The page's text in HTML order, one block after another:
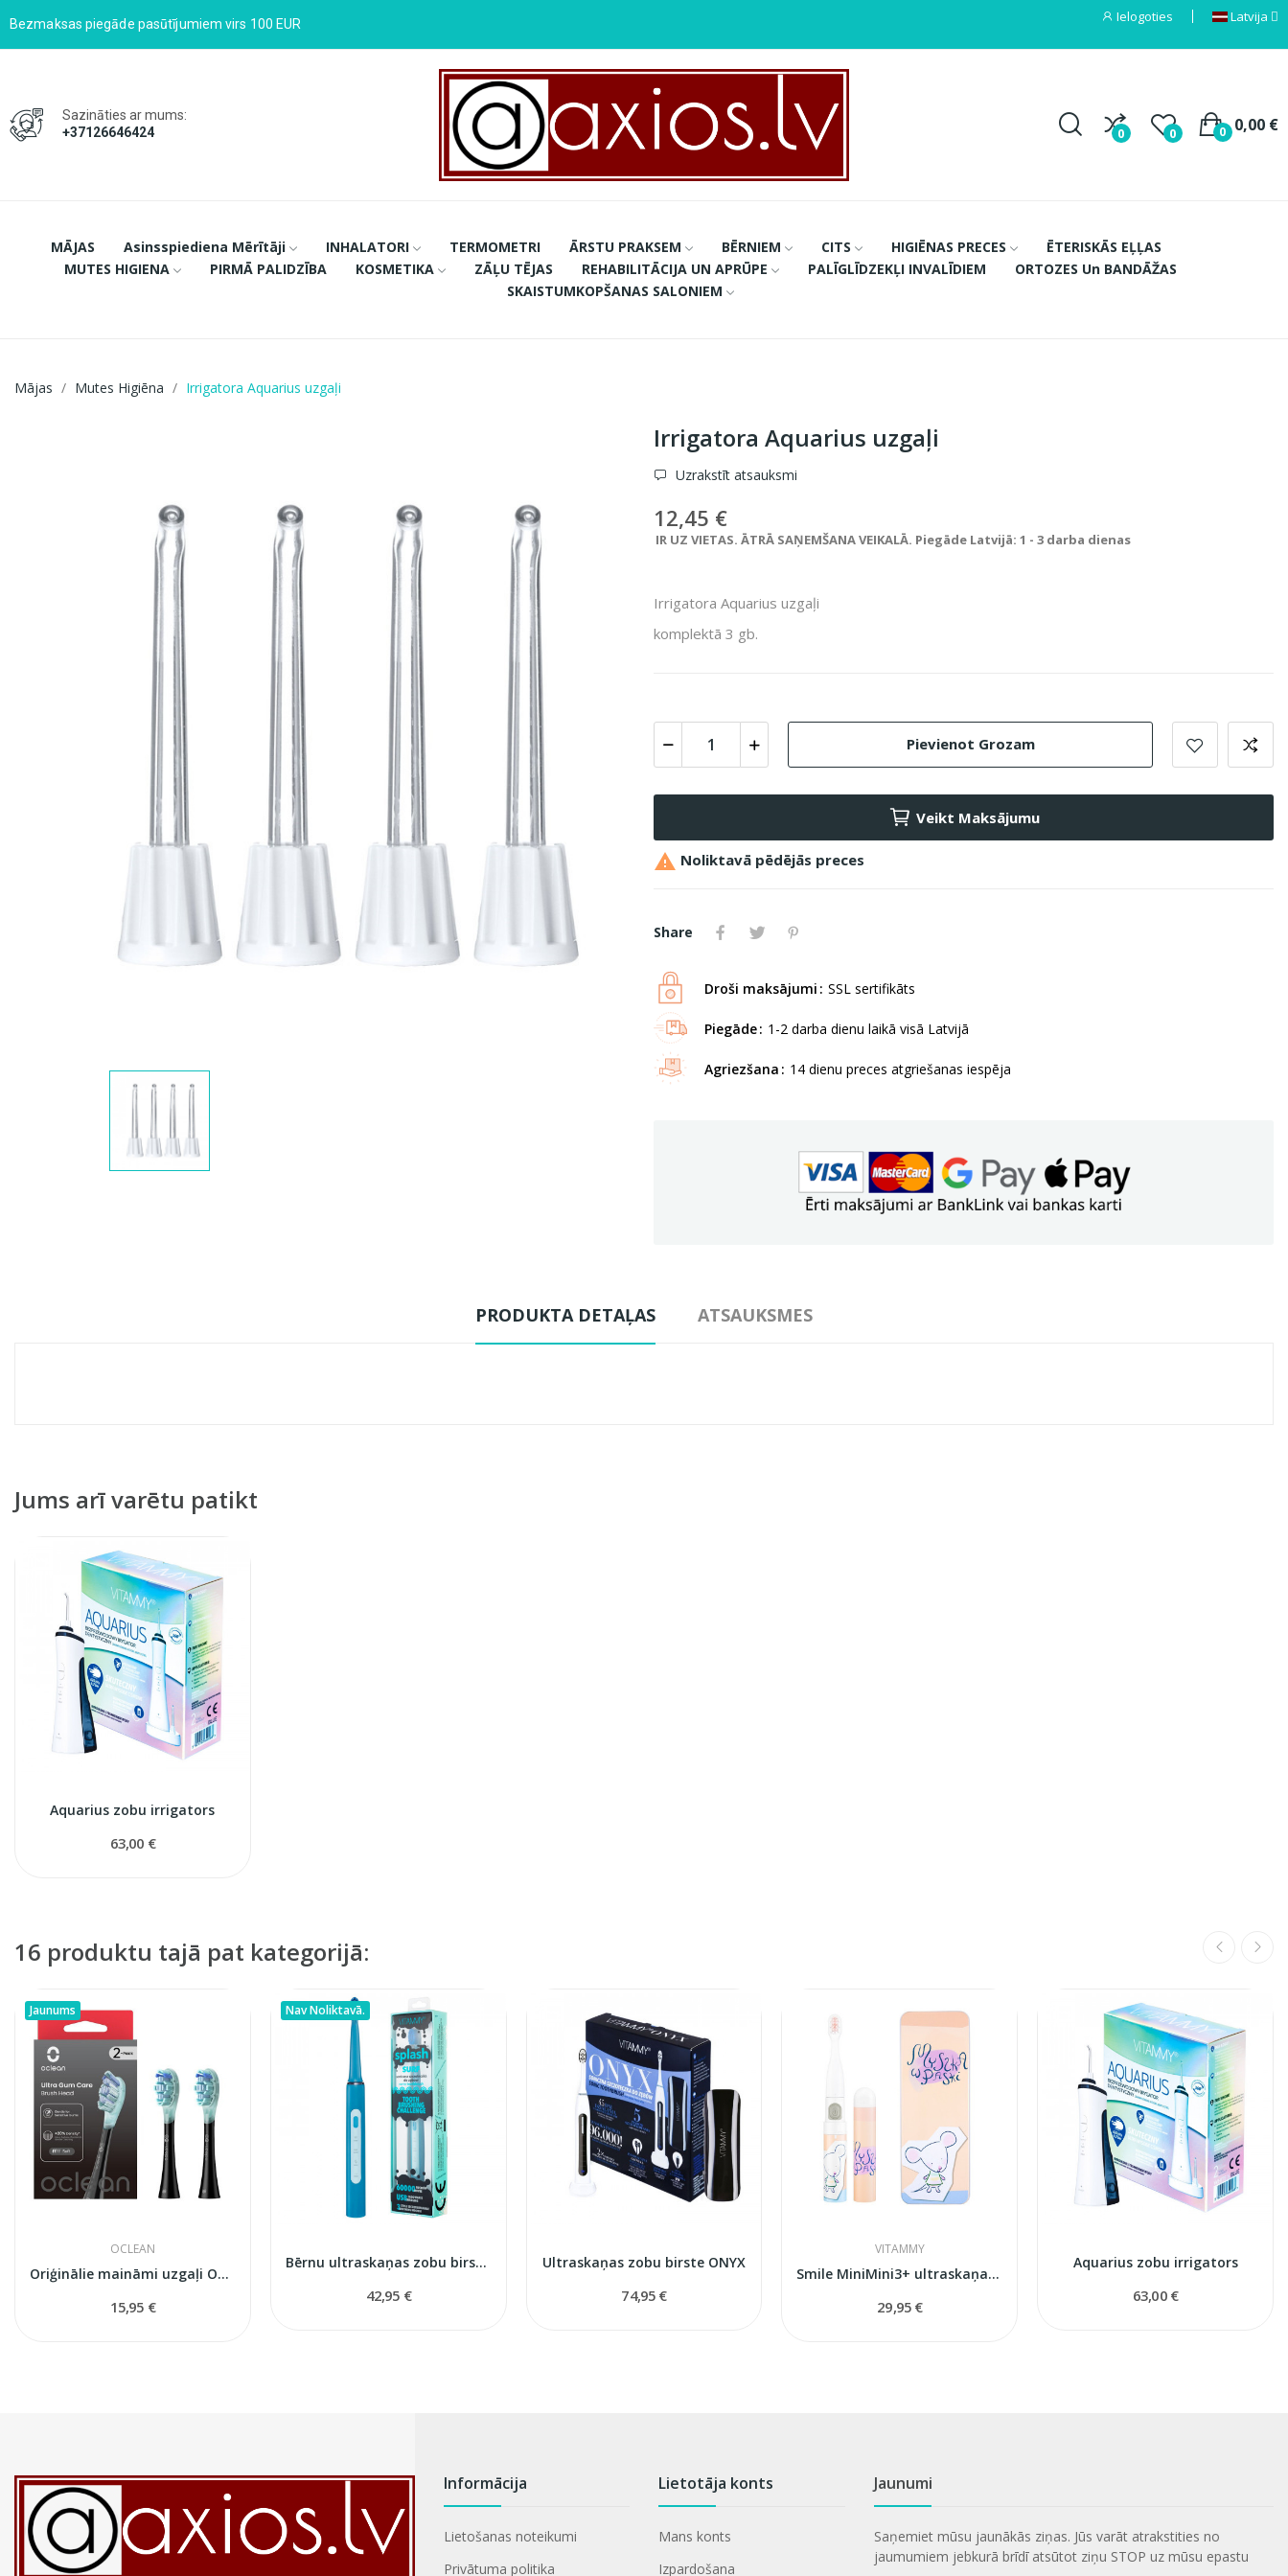
Bezmaksas piegāde pasūtījumiem virs 100 EUR Ielogoties Latvija
Sazināties ar mums:
+37126646424
0 0 0,00 €
0
MĀJAS Asinsspiediena Mērītāji INHALATORI TERMOMETRI ĀRSTU PRAKSEM BĒRNIEM CITS HIGIĒNAS PRECES
ĒTERISKĀS EĻĻAS
MUTES HIGIENA
PIRMĀ PALIDZĪBA KOSMETIKA ZĀĻU TĒJAS REHABILITĀCIJA UN APRŪPE PALĪGLĪDZEKĻI INVALĪDIEM
ORTOZES Un BANDĀŽAS
SKAISTUMKOPŠANAS SALONIEM
Mājas Mutes Higiēna Irrigatora Aquarius uzgaļi
Irrigatora Aquarius uzgaļi
Uzrakstīt atsauksmi
12,45 €
IR UZ VIETAS. ĀTRĀ SAŅEMŠANA VEIKALĀ. Piegāde Latvijā: 1 - 3 darba dienas
Irrigatora Aquarius uzgaļi
komplektā 3 gb.
Pievienot Grozam
Veikt Maksājumu
 Noliktavā pēdējās preces
Share
Droši maksājumi SSL sertifikāts
Piegāde 1-2 darba dienu laikā visā Latvijā
Agriezšana 14 dienu preces atgriešanas iespēja
PRODUKTA DETAĻAS ATSAUKSMES
Jums arī varētu patikt
Aquarius zobu irrigators
63,00 €
16 produktu tajā pat kategorijā:
Jaunums
OCLEAN
Oriģinālie maināmi uzgaļi Oclean Ultra Gum Care...
15,95 €
Nav Noliktavā.
Bērnu ultraskaņas zobu birste Splash
42,95 €
Ultraskaņas zobu birste ONYX
74,95 €
VITAMMY
Smile MiniMini3+ ultraskaņas zobu birste
29,95 €
Aquarius zobu irrigators
63,00 €
Informācija
Lietošanas noteikumi
Privātuma politika
Lietotāja konts
Mans konts
Izpardošana
Jaunumi
Saņemiet mūsu jaunākās ziņas. Jūs varāt atrakstities no
jaumumiem jebkurā brīdī atsūtot ziņu STOP uz mūsu epastu